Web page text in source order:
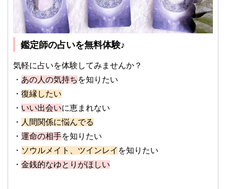
鑑定師の占いを無料体験♪
気軽に占いを体験してみませんか？
・ あの人の気持ち を知りたい
・ 復縁したい
・ いい出会いに恵まれない
・ 人間関係に悩んでる
・ 運命の相手を知りたい
・ ソウルメイト、ツインレイ を知りたい
・ 金銭的なゆとりがほしい